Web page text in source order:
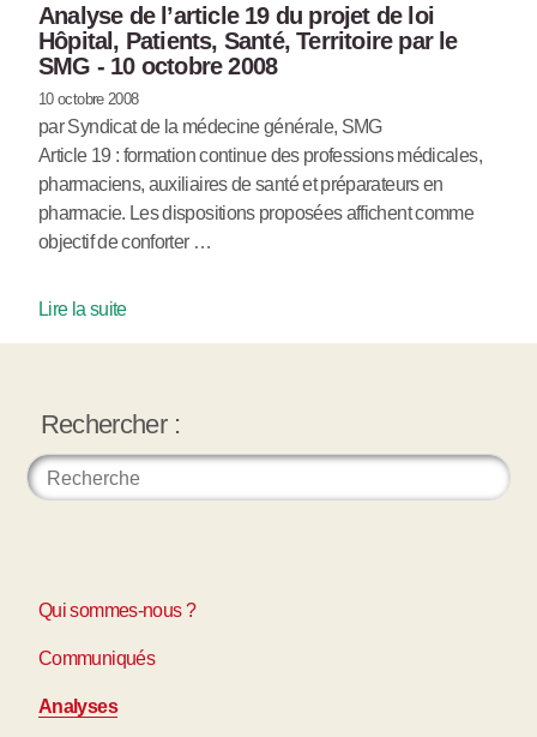
Analyse de l’article 19 du projet de loi
Hôpital, Patients, Santé, Territoire par le
SMG - 10 octobre 2008
10 octobre 2008
par Syndicat de la médecine générale, SMG
Article 19 : formation continue des professions médicales,
pharmaciens, auxiliaires de santé et préparateurs en
pharmacie. Les dispositions proposées affichent comme
objectif de conforter …
Lire la suite
Rechercher :
Qui sommes-nous ?
Communiqués
Analyses